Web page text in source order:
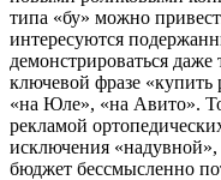
типа «бу» можно
интересуются
демонстрироваться даже
ключевой фразе «купить
«на Юле», «на Авито».
рекламой
исключения
бюджет бессмысленно